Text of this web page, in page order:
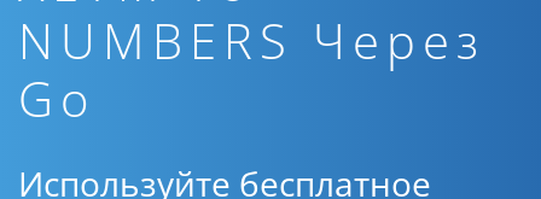
NUMBERS Через
Go
Используйте бесплатное